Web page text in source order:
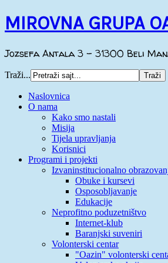
MIROVNA GRUPA
Jozsefa Antala 3 - 31300 Beli
Traži...
Naslovnica
O nama
Kako smo nastali
Misija
Tijela upravljanja
Korisnici
Programi i projekti
Izvaninstitucionalno
Obuke i kursevi
Osposobljavanje
Edukacije
Neprofitno poduzetništvo
Internet-klub
Baranjski suveniri
Volonterski centar
"Oazin" volonterski